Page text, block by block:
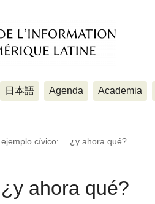
日本語 Agenda Academia
ejemplo cívico:… ¿y ahora qué?
ahora qué?